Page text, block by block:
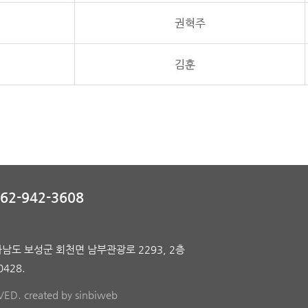
942-3608
도 보성군 회천면 남부관광로 2293, 2층
created by sinbiweb